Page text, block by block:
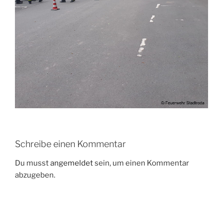
Schreibe einen Kommentar
Du musstangemeldetsein, um einen Kommentar
abzugeben.